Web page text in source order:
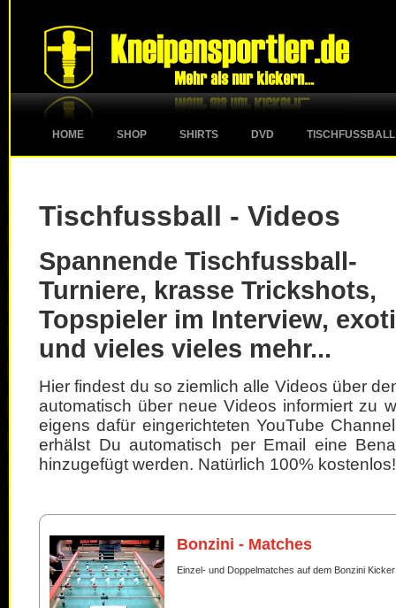
HOME SHOP SHIRTS DVD TISCHFUSSBALL
Tischfussball - Videos
Spannende Tischfussball-
Turniere, krasse Trickshots,
Topspieler im Interview,
und vieles vieles mehr...
Hier findest du so ziemlich alle Videos über
automatisch über neue Videos informiert zu
eigens dafür eingerichteten YouTube
erhälst Du automatisch per Email eine
hinzugefügt werden. Natürlich 100% kostenlos!
Bonzini - Matches
Einzel- und Doppelmatches auf dem Bonzini Kicker